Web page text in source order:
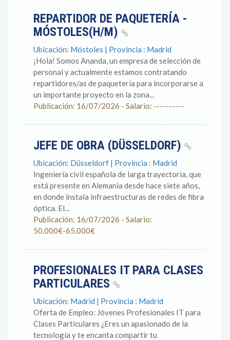
REPARTIDOR DE PAQUETERÍA -
MÓSTOLES(H/M)
Ubicación: Móstoles | Provincia : Madrid
¡Hola! Somos Ananda, un empresa de selección de
personal y actualmente estamos contratando
repartidores/as de paquetería para incorporarse a
un importante proyecto en la zona...
Publicación: 16/07/2026 - Salario: ----------
JEFE DE OBRA (DÜSSELDORF)
Ubicación: Düsseldorf | Provincia : Madrid
Ingeniería civil española de larga trayectoria, que
está presente en Alemania desde hace siete años,
en donde instala infraestructuras de redes de fibra
óptica. El...
Publicación: 16/07/2026 - Salario:
50.000€-65.000€
PROFESIONALES IT PARA CLASES
PARTICULARES
Ubicación: Madrid | Provincia : Madrid
Oferta de Empleo: Jóvenes Profesionales IT para
Clases Particulares ¿Eres un apasionado de la
tecnología y te encanta compartir tu